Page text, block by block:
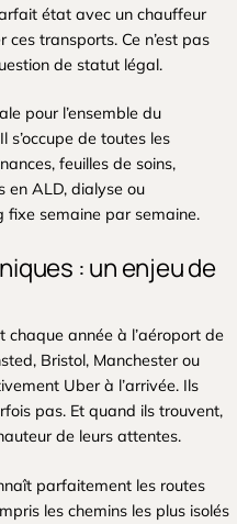
état avec un chauffeur
transports. Ce n’est pas
de statut légal.
pour l’ensemble du
de toutes les
feuilles de soins,
en ALD, dialyse ou
fixe semaine par semaine.
: un enjeu de
année à l’aéroport de
Bristol, Manchester ou
Uber à l’arrivée. Ils
pas. Et quand ils trouvent,
de leurs attentes.
parfaitement les routes
les chemins les plus isolés